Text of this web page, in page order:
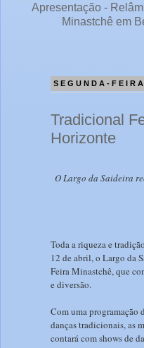
Apresentação -
Minastchê em
SEGUNDA-
Tradicional
Horizonte
O Largo da Saideira
Toda a riqueza e
12 de abril, o Largo da
Feira Minastchê, que
e diversão.
Com uma programação
danças tradicionais, as
contará com shows de